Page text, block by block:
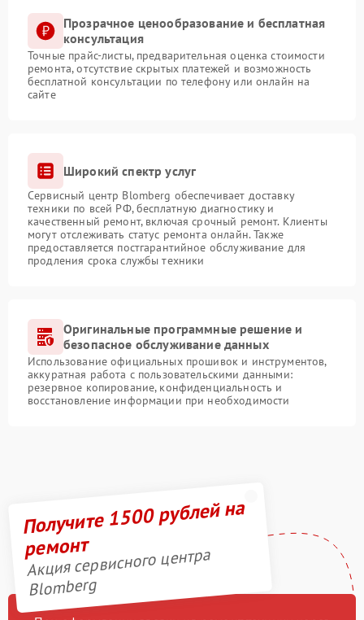
Прозрачное ценообразование и бесплатная
консультация
Точные прайс-листы, предварительная оценка стоимости
ремонта, отсутствие скрытых платежей и возможность
бесплатной консультации по телефону или онлайн на
сайте
Широкий спектр услуг
Сервисный центр Blomberg обеспечивает доставку
техники по всей РФ, бесплатную диагностику и
качественный ремонт, включая срочный ремонт. Клиенты
могут отслеживать статус ремонта онлайн. Также
предоставляется постгарантийное обслуживание для
продления срока службы техники
Оригинальные программные решение и
безопасное обслуживание данных
Использование официальных прошивок и инструментов,
аккуратная работа с пользовательскими данными:
резервное копирование, конфиденциальность и
восстановление информации при необходимости
Получите 1500 рублей на
ремонт
Акция сервисного центра
Blomberg